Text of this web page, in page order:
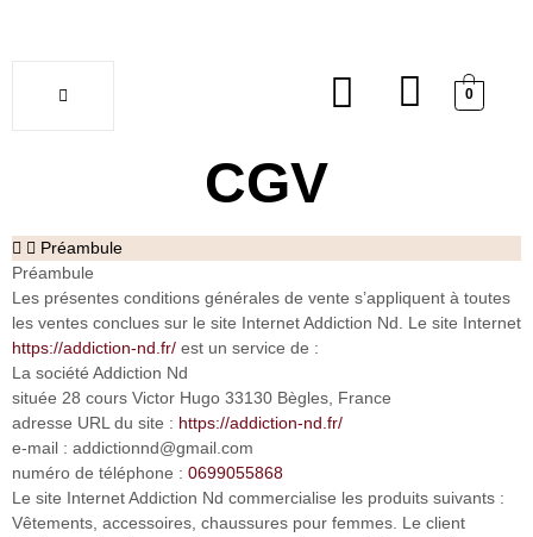
0
CGV
Préambule
Préambule
Les présentes conditions générales de vente s’appliquent à toutes
les ventes conclues sur le site Internet Addiction Nd. Le site Internet
https://addiction-nd.fr/ est un service de :
La société Addiction Nd
située 28 cours Victor Hugo 33130 Bègles, France
adresse URL du site : https://addiction-nd.fr/
e-mail : addictionnd@gmail.com
numéro de téléphone : 0699055868
Le site Internet Addiction Nd commercialise les produits suivants :
Vêtements, accessoires, chaussures pour femmes. Le client